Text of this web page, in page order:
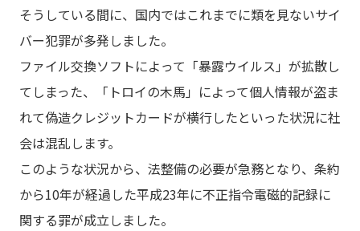
そうしている間に、国内ではこれまでに類を見ないサイ
バー犯罪が多発しました。
ファイル交換ソフトによって「暴露ウイルス」が拡散し
てしまった、「トロイの木馬」によって個人情報が盗ま
れて偽造クレジットカードが横行したといった状況に社
会は混乱します。
このような状況から、法整備の必要が急務となり、条約
から10年が経過した平成23年に不正指令電磁的記録に
関する罪が成立しました。